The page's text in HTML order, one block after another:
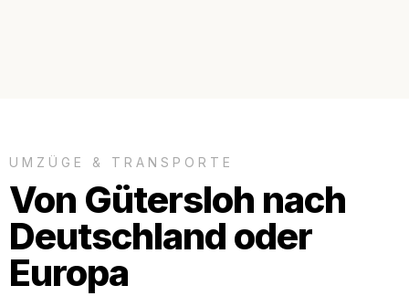
UMZÜGE & TRANSPORTE
Von Gütersloh nach
Deutschland oder
Europa